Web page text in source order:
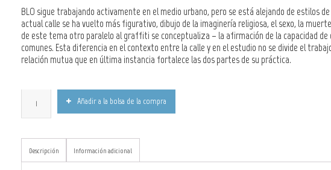
BLO sigue trabajando activamente en el medio urbano, pero se está alejando de estilos
actual calle se ha vuelto más figurativo, dibujo de la imaginería religiosa, el sexo, la
de este tema otro paralelo al graffiti se conceptualiza – la afirmación de la capacidad
comunes. Esta diferencia en el contexto entre la calle y en el estudio no se divide el
relación mutua que en última instancia fortalece las dos partes de su práctica.
Añadir a la bolsa de la compra
Descripción Información adicional